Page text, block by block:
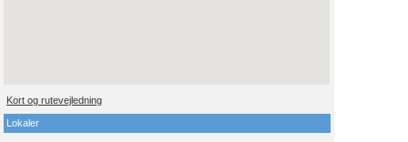
Kort og rutevejledning
Lokaler